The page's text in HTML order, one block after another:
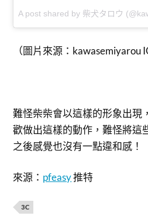
A post shared by 柴犬タロウ
（圖片來源：kawasemiyarou
難怪柴柴會以這樣的形象出現
歡做出這樣的動作，難怪將這
之後感覺也沒有一點違和感！
來源： pfeasy推特
3C